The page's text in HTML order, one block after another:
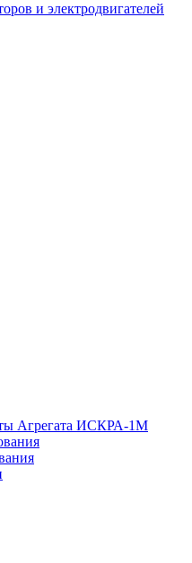
и электродвигателей
Агрегата ИСКРА-1М